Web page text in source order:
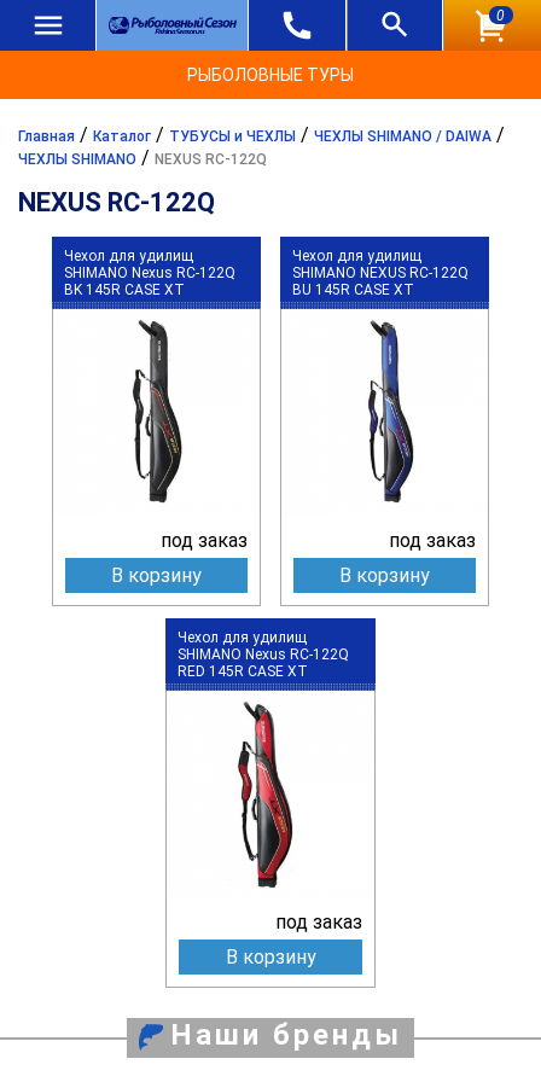
0
РЫБОЛОВНЫЕ ТУРЫ
Главная / Каталог / ТУБУСЫ и ЧЕХЛЫ / ЧЕХЛЫ SHIMANO / DAIWA /
ЧЕХЛЫ SHIMANO / NEXUS RC-122Q
NEXUS RC-122Q
Чехол для удилищ
SHIMANO Nexus RC-122Q
BK 145R CASE XT
под заказ
В корзину
Чехол для удилищ
SHIMANO NEXUS RC-122Q
BU 145R CASE XT
под заказ
В корзину
Чехол для удилищ
SHIMANO Nexus RC-122Q
RED 145R CASE XT
под заказ
В корзину
Наши бренды